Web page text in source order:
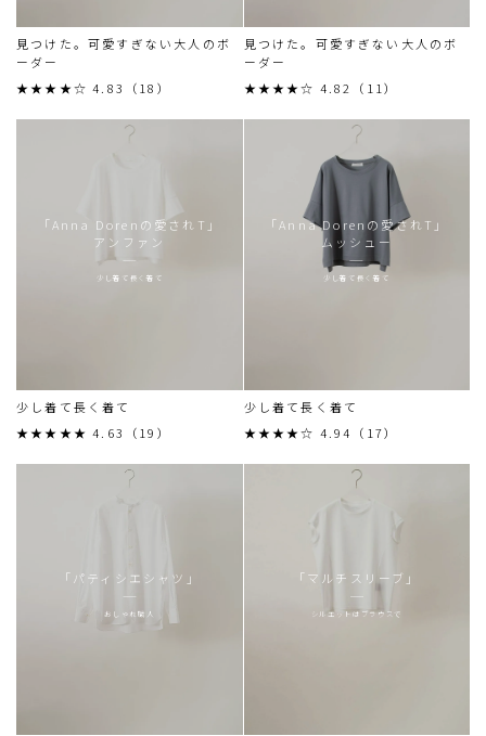
見つけた。可愛すぎない大人のボ
ーダー
★★★★☆ 4.83（18）
見つけた。可愛すぎない大人のボ
ーダー
★★★★☆ 4.82（11）
「Anna Dorenの愛されT」
アンファン
少し着て長く着て
少し着て長く着て
★★★★★ 4.63（19）
「Anna Dorenの愛されT」
ムッシュー
少し着て長く着て
少し着て長く着て
★★★★☆ 4.94（17）
「パティシエシャツ」
おしゃれ職人
「マルチスリーブ」
シルエットはブラウスで